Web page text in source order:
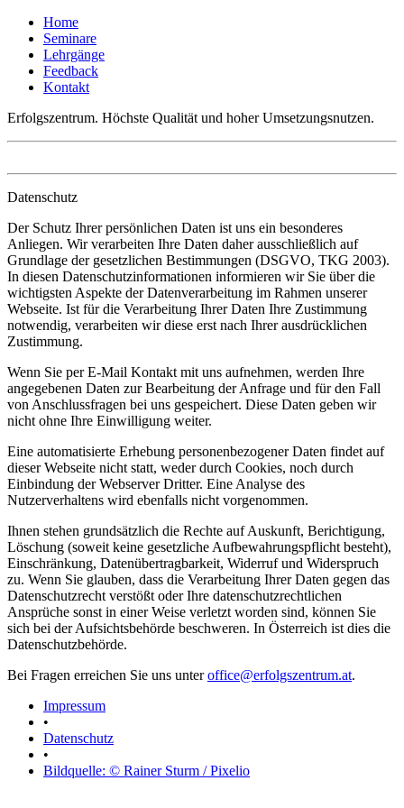
Home
Seminare
Lehrgänge
Feedback
Kontakt
Erfolgszentrum. Höchste Qualität und hoher Umsetzungsnutzen.
Datenschutz
Der Schutz Ihrer persönlichen Daten ist uns ein besonderes
Anliegen. Wir verarbeiten Ihre Daten daher ausschließlich auf
Grundlage der gesetzlichen Bestimmungen (DSGVO, TKG 2003).
In diesen Datenschutzinformationen informieren wir Sie über die
wichtigsten Aspekte der Datenverarbeitung im Rahmen unserer
Webseite. Ist für die Verarbeitung Ihrer Daten Ihre Zustimmung
notwendig, verarbeiten wir diese erst nach Ihrer ausdrücklichen
Zustimmung.
Wenn Sie per E-Mail Kontakt mit uns aufnehmen, werden Ihre
angegebenen Daten zur Bearbeitung der Anfrage und für den Fall
von Anschlussfragen bei uns gespeichert. Diese Daten geben wir
nicht ohne Ihre Einwilligung weiter.
Eine automatisierte Erhebung personenbezogener Daten findet auf
dieser Webseite nicht statt, weder durch Cookies, noch durch
Einbindung der Webserver Dritter. Eine Analyse des
Nutzerverhaltens wird ebenfalls nicht vorgenommen.
Ihnen stehen grundsätzlich die Rechte auf Auskunft, Berichtigung,
Löschung (soweit keine gesetzliche Aufbewahrungspflicht besteht),
Einschränkung, Datenübertragbarkeit, Widerruf und Widerspruch
zu. Wenn Sie glauben, dass die Verarbeitung Ihrer Daten gegen das
Datenschutzrecht verstößt oder Ihre datenschutzrechtlichen
Ansprüche sonst in einer Weise verletzt worden sind, können Sie
sich bei der Aufsichtsbehörde beschweren. In Österreich ist dies die
Datenschutzbehörde.
Bei Fragen erreichen Sie uns unteroffice@erfolgszentrum.at.
Impressum
•
Datenschutz
•
Bildquelle: © Rainer Sturm / Pixelio